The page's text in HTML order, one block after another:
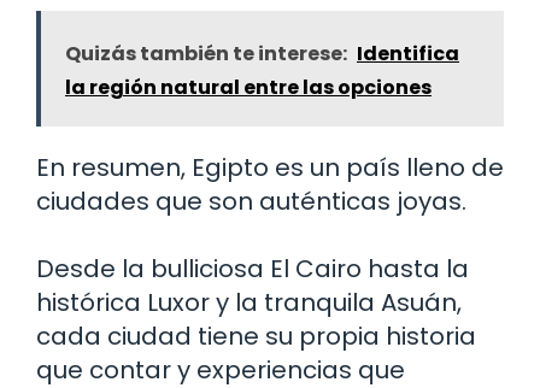
Quizás también te interese: Identifica
la región natural entre las opciones
En resumen, Egipto es un país lleno de
ciudades que son auténticas joyas.
Desde la bulliciosa El Cairo hasta la
histórica Luxor y la tranquila Asuán,
cada ciudad tiene su propia historia
que contar y experiencias que